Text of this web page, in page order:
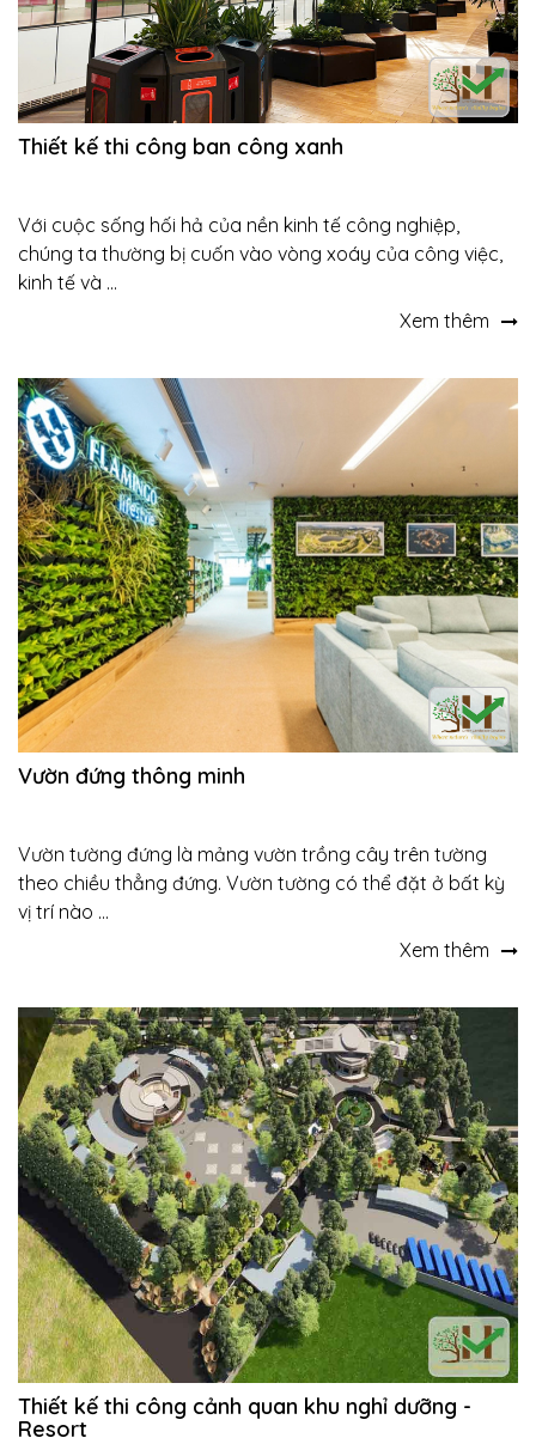
Thiết kế thi công ban công xanh
Với cuộc sống hối hả của nền kinh tế công nghiệp,
chúng ta thường bị cuốn vào vòng xoáy của công việc,
kinh tế và ...
Xem thêm
Vườn đứng thông minh
Vườn tường đứng là mảng vườn trồng cây trên tường
theo chiều thẳng đứng. Vườn tường có thể đặt ở bất kỳ
vị trí nào ...
Xem thêm
Thiết kế thi công cảnh quan khu nghỉ dưỡng -
Resort